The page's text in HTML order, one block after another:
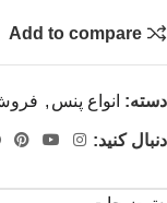
Add to compare
دسته: انواع پنس ,
دنبال کنید: